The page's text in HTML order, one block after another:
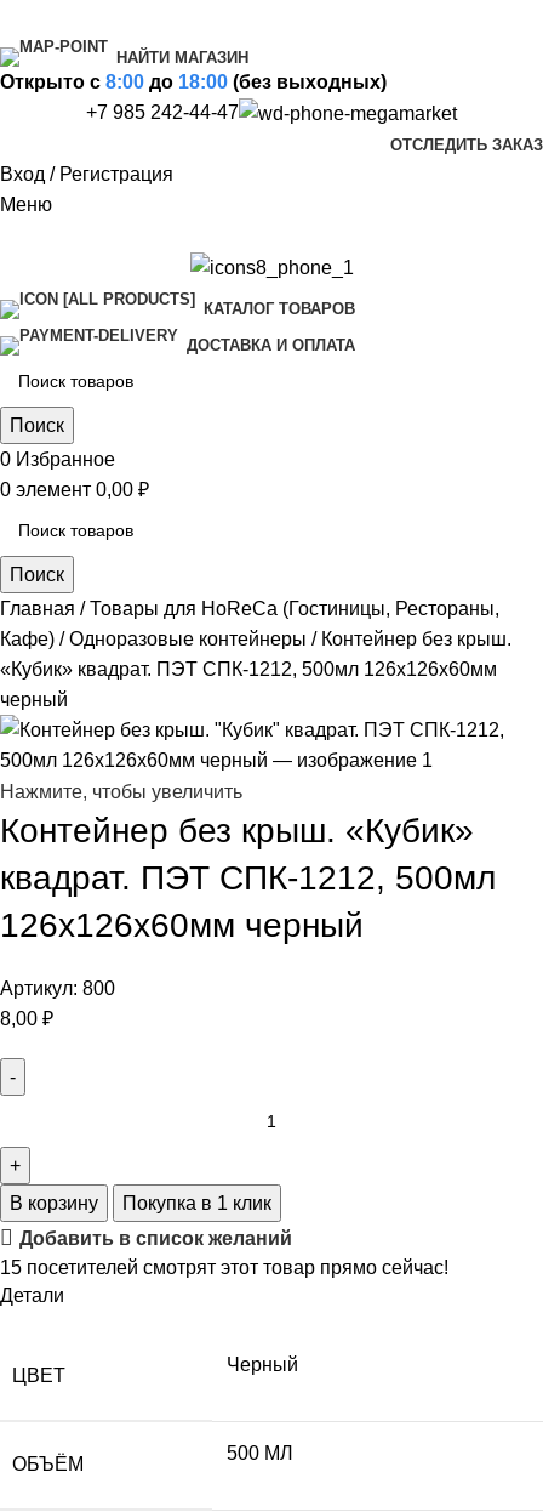
НАЙТИ МАГАЗИН
Открыто c 8:00 до 18:00 (без выходных)
+7 985 242-44-47
ОТСЛЕДИТЬ ЗАКАЗ
Вход / Регистрация
Меню
КАТАЛОГ ТОВАРОВ
ДОСТАВКА И ОПЛАТА
Поиск
0 Избранное
0 элемент 0,00 ₽
Поиск
Главная
Товары для HoReCa (Гостиницы, Рестораны,
Кафе)
Одноразовые контейнеры
Контейнер без крыш.
«Кубик» квадрат. ПЭТ СПК-1212, 500мл 126х126х60мм
черный
Нажмите, чтобы увеличить
Контейнер без крыш. «Кубик»
квадрат. ПЭТ СПК-1212, 500мл
126х126х60мм черный
Артикул: 800
8,00 ₽
В корзину
Покупка в 1 клик
Добавить в список желаний
15 посетителей смотрят этот товар прямо сейчас!
Детали
ЦВЕТ
Черный
ОБЪЁМ
500 МЛ